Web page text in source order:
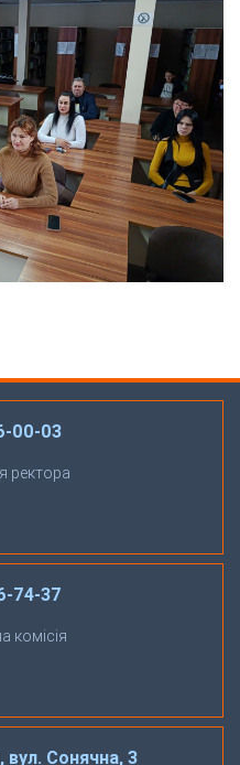
00-03
ректора
74-37
комісія
вул. Сонячна, 3